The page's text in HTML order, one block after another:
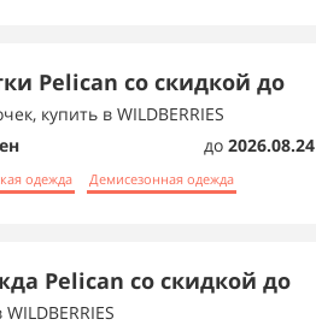
Pelican со скидкой до
купить в WILDBERRIES
до 2026.08.24
одежда Демисезонная одежда
Pelican со скидкой до